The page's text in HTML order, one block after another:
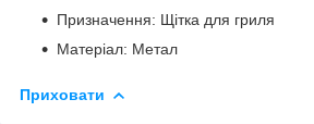
Призначення: Щітка для гриля
Матеріал: Метал
Приховати